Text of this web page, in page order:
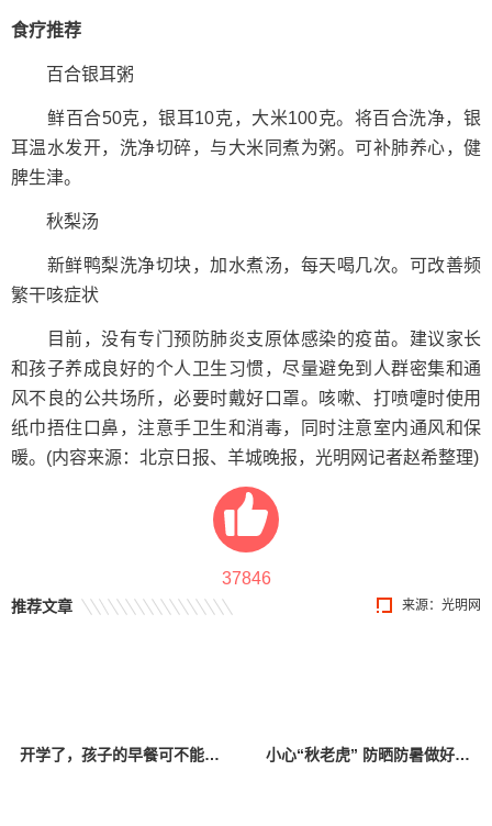
食疗推荐
百合银耳粥
鲜百合50克，银耳10克，大米100克。将百合洗净，银
耳温水发开，洗净切碎，与大米同煮为粥。可补肺养心，健
脾生津。
秋梨汤
新鲜鸭梨洗净切块，加水煮汤，每天喝几次。可改善频
繁干咳症状
目前，没有专门预防肺炎支原体感染的疫苗。建议家长
和孩子养成良好的个人卫生习惯，尽量避免到人群密集和通
风不良的公共场所，必要时戴好口罩。咳嗽、打喷嚏时使用
纸巾捂住口鼻，注意手卫生和消毒，同时注意室内通风和保
暖。(内容来源：北京日报、羊城晚报，光明网记者赵希整理)
37846
来源：光明网
推荐文章
开学了，孩子的早餐可不能少了这几样！ 小心“秋老虎” 防晒防暑做好这几点